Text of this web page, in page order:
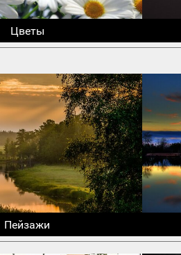
Цветы
Пейзажи